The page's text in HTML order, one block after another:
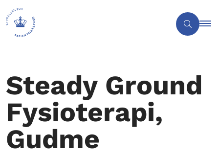
Steady Ground
Fysioterapi,
Gudme